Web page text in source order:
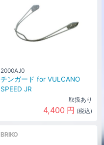
2000AJ0
チンガード for VULCANO
SPEED JR
取扱あり
4,400 円 (税込)
BRIKO